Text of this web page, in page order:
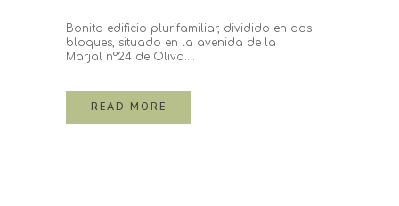
Bonito edificio plurifamiliar, dividido en dos
bloques, situado en la avenida de la
Marjal nº24 de Oliva....
READ MORE